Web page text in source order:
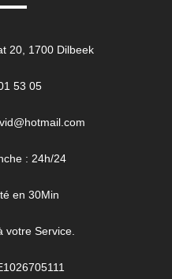
20, 1700 Dilbeek
53 05
: 24h/24
en 30Min
votre Service.